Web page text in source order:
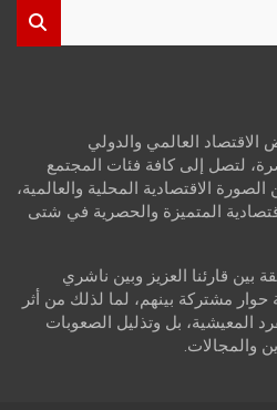
العالمي والدولي
لتصل إلى كافة فئات المجتمع
الاقتصادية المحلية والعالمية،
المتميزة والحصرية في شتى
بين قارئنا العزيز وبين ناشري
حوار مشتركة بينهم، لما لذلك من أثر
المعيشية، بل وتذليل الصعوبات
والمجالات.